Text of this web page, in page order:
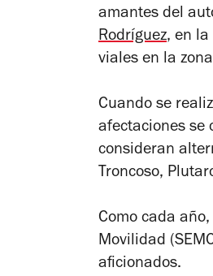
amantes del
Rodríguez, en
viales en la
Cuando se
afectaciones se
consideran
Troncoso,
Como cada
Movilidad
aficionados.